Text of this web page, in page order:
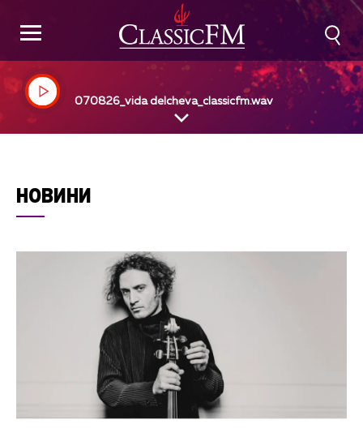
070826_vida delcheva_classicfm.wav
НОВИНИ